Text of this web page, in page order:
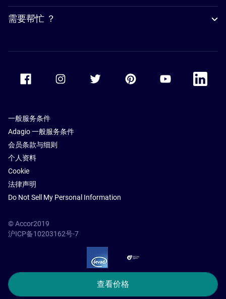
查看价格
需要帮忙 ？
Accor Facebook Accor TwitterAccor PinterestAccor Youtube
Accor
一般服务条件
Adagio 一般服务条件
会员条款与细则
个人资料
Cookie
法律声明
Do Not Sell My Personal Information
© Accor2019
沪ICP备10203162号-7